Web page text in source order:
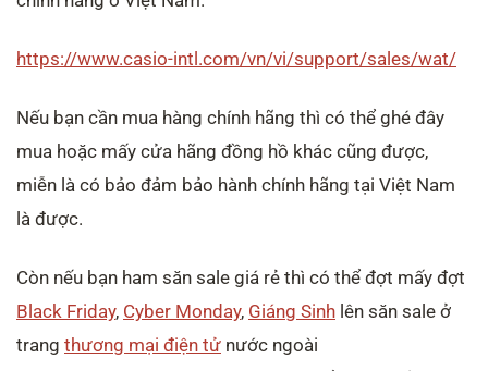
https://www.casio-intl.com/vn/vi/support/sales/wat/
Nếu bạn cần mua hàng chính hãng thì có thể ghé đây
mua hoặc mấy cửa hãng đồng hồ khác cũng được,
miễn là có bảo đảm bảo hành chính hãng tại Việt Nam
là được.
Còn nếu bạn ham săn sale giá rẻ thì có thể đợt mấy đợt
Black Friday, Cyber Monday, Giáng Sinh lên săn sale ở
trang thương mại điện tử nước ngoài